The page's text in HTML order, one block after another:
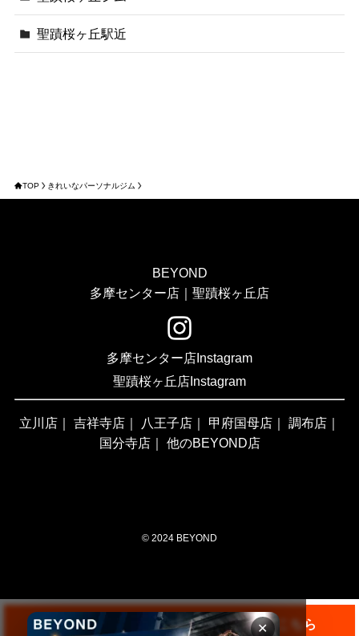
聖蹟桜ヶ丘駅近
LINE｜WEBから30秒！無料体験はこちら
TOP きれいなパーソナルジム
BEYOND
多摩センター店｜聖蹟桜ヶ丘店
多摩センター店Instagram
聖蹟桜ヶ丘店Instagram
立川店 ｜ 吉祥寺店 ｜ 八王子店 ｜ 甲府国母店 ｜ 調布店 ｜
国分寺店｜ 他のBEYOND店
© 2024 BEYOND
✕